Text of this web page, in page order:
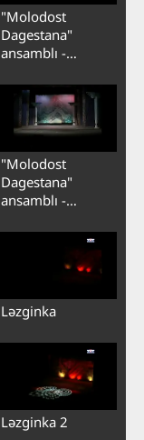
"Molodost
Dagestana"
ansamblı -
"Molodost
Dagestana"
ansamblı -
Ləzginka
Ləzginka 2